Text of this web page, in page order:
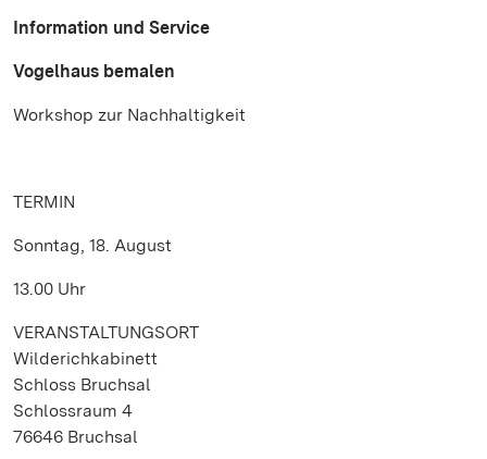
Information und Service
Vogelhaus bemalen
Workshop zur Nachhaltigkeit
TERMIN
Sonntag, 18. August
13.00 Uhr
VERANSTALTUNGSORT
Wilderichkabinett
Schloss Bruchsal
Schlossraum 4
76646 Bruchsal